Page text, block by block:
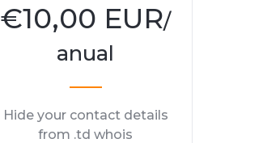
€10,00 EUR/
anual
Hide your contact details
from .td whois